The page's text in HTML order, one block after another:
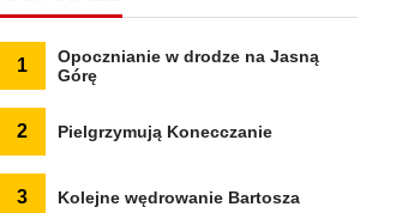
1
Opocznianie w drodze na Jasną
Górę
2 Pielgrzymują Konecczanie
3 Kolejne wędrowanie Bartosza